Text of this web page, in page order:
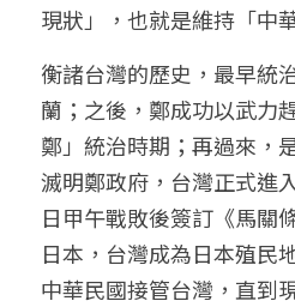
現狀」，也就是維持「中
衡諸台灣的歷史，最早統
蘭；之後，鄭成功以武力
鄭」統治時期；再過來，
滅明鄭政府，台灣正式進
日甲午戰敗後簽訂《馬關
日本，台灣成為日本殖民
中華民國接管台灣，直到